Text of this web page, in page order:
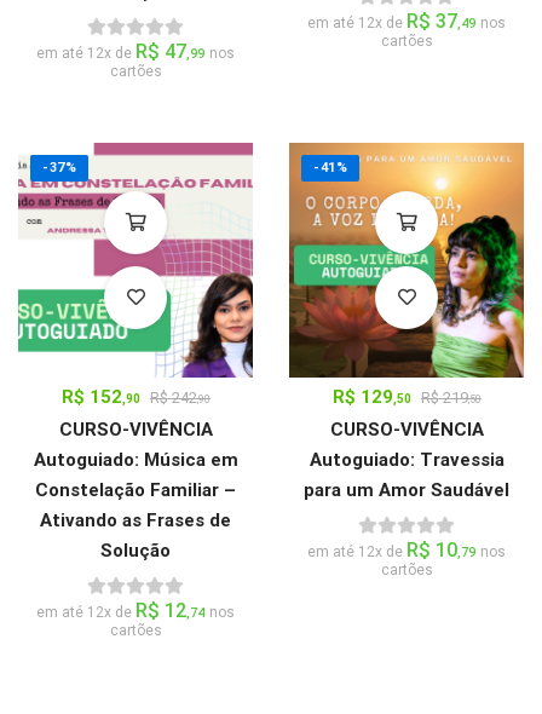
em até 12x de R$ 47 ,99 nos
cartões
em até 12x de R$ 37 ,49 nos
cartões
-37%
R$ 152 ,90 R$242,90
CURSO-VIVÊNCIA
Autoguiado: Música em
Constelação Familiar –
Ativando as Frases de
Solução
em até 12x de R$ 12,74 nos
cartões
-41%
R$ 129,50 R$219,50
CURSO-VIVÊNCIA
Autoguiado: Travessia
para um Amor Saudável
em até 12x de R$ 10,79 nos
cartões